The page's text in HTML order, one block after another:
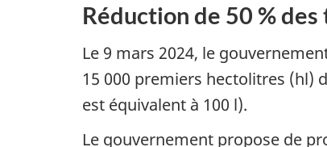
Réduction de 50 %
Le 9 mars 2024, le
15 000 premiers hectolitres (hl)
est équivalent à 100 l).
Le gouvernement propose de